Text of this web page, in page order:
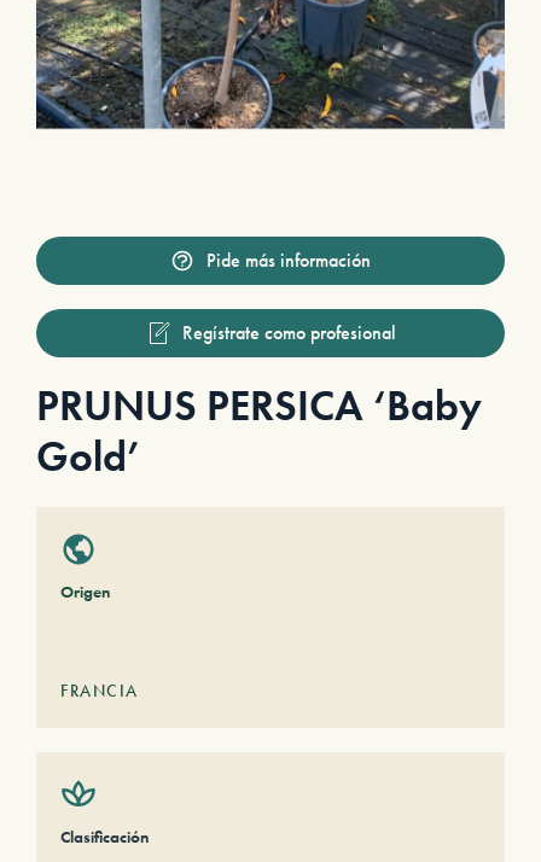
Pide más información
Regístrate como profesional
PRUNUS PERSICA ‘Baby
Gold’
Origen
FRANCIA
Clasificación